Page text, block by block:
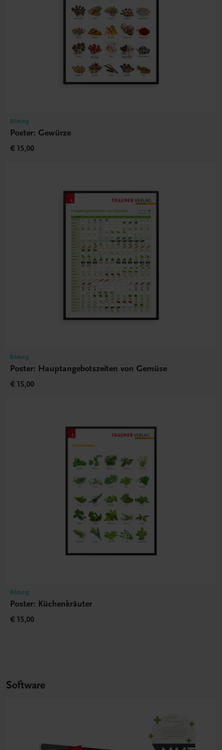
Bildung
Poster: Gewürze
€ 15,00
Bildung
Poster: Hauptangebotszeiten von Gemüse
€ 15,00
Bildung
Poster: Küchenkräuter
€ 15,00
Software